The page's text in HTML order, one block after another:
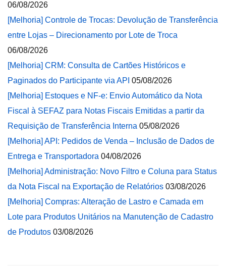
06/08/2026
[Melhoria] Controle de Trocas: Devolução de Transferência
entre Lojas – Direcionamento por Lote de Troca
06/08/2026
[Melhoria] CRM: Consulta de Cartões Históricos e
Paginados do Participante via API 05/08/2026
[Melhoria] Estoques e NF-e: Envio Automático da Nota
Fiscal à SEFAZ para Notas Fiscais Emitidas a partir da
Requisição de Transferência Interna 05/08/2026
[Melhoria] API: Pedidos de Venda – Inclusão de Dados de
Entrega e Transportadora 04/08/2026
[Melhoria] Administração: Novo Filtro e Coluna para Status
da Nota Fiscal na Exportação de Relatórios 03/08/2026
[Melhoria] Compras: Alteração de Lastro e Camada em
Lote para Produtos Unitários na Manutenção de Cadastro
de Produtos 03/08/2026